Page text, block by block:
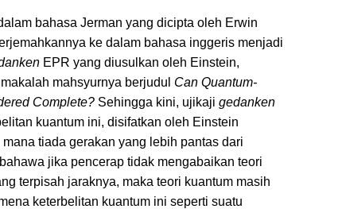
bahasa Jerman yang dicipta oleh Erwin
ke dalam bahasa inggeris menjadi
EPR yang diusulkan oleh Einstein,
mahsyurnya berjudul Can Quantum-
Complete? Sehingga kini, ujikaji gedanken
kuantum ini, disifatkan oleh Einstein
tiada gerakan yang lebih pantas dari
jika pencerap tidak mengabaikan teori
terpisah jaraknya, maka teori kuantum masih
keterbelitan kuantum ini seperti suatu